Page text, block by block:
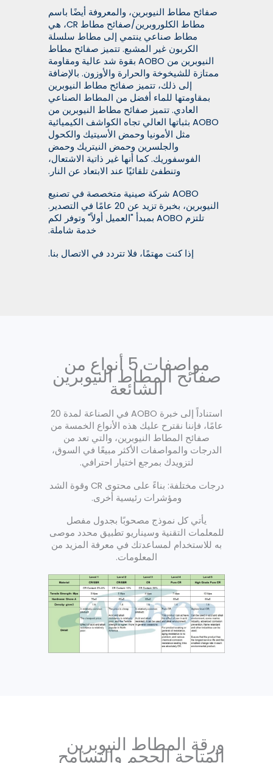
صفائح مطاط النيوبرين، والمعروفة أيضًا باسم
مطاط الكلوروبرين/صفائح مطاط CR، هي
مطاط صناعي ينتمي إلى مطاط سلسلة
الكربون غير المشبع. تتميز صفائح مطاط
النيوبرين من AOBO بقوة شد عالية ومقاومة
ممتازة للشيخوخة والحرارة والأوزون. بالإضافة
إلى ذلك، تتميز صفائح مطاط النيوبرين
بمقاومتها للماء أفضل من المطاط الصناعي
العادي. تتميز صفائح مطاط النيوبرين من
AOBO بثباتها العالي تجاه الكواشف الكيميائية
مثل الأمونيا وحمض الأسيتيك والكحول
والجلسرين وحمض النيتريك وحمض
الفوسفوريك. كما أنها غير ذاتية الاشتعال،
وتنطفئ تلقائيًا عند الابتعاد عن النار.
AOBO شركة صينية متخصصة في تصنيع
النيوبرين، بخبرة تزيد عن 20 عامًا في التصدير.
تلتزم AOBO بمبدأ "العميل أولاً" وتوفر لكم
خدمة شاملة.
إذا كنت مهتمًا، فلا تتردد في الاتصال بنا.
مواصفات 5 أنواع من
صفائح المطاط النيوبرين
الشائعة
استناداً إلى خبرة AOBO في الصناعة لمدة 20
عامًا، فإننا نقترح عليك هذه الأنواع الخمسة من
صفائح المطاط النيوبرين، والتي تعد من
الدرجات والمواصفات الأكثر مبيعًا في السوق،
لتزويدك بمرجع اختيار احترافي.
درجات مختلفة: بناءً على محتوى CR وقوة الشد
ومؤشرات رئيسية أخرى.
يأتي كل نموذج مصحوبًا بجدول مفصل
للمعلمات التقنية وسيناريو تطبيق محدد موصى
به للاستخدام لمساعدتك في معرفة المزيد من
المعلومات.
ورقة المطاط النيوبرين
المتاحة الحجم والتسامح